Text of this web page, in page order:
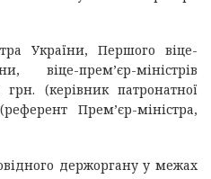
України, Першого віце-
віце-прем’єр-міністрів
(керівник патронатної
Прем’єр-міністра,
держоргану у межах